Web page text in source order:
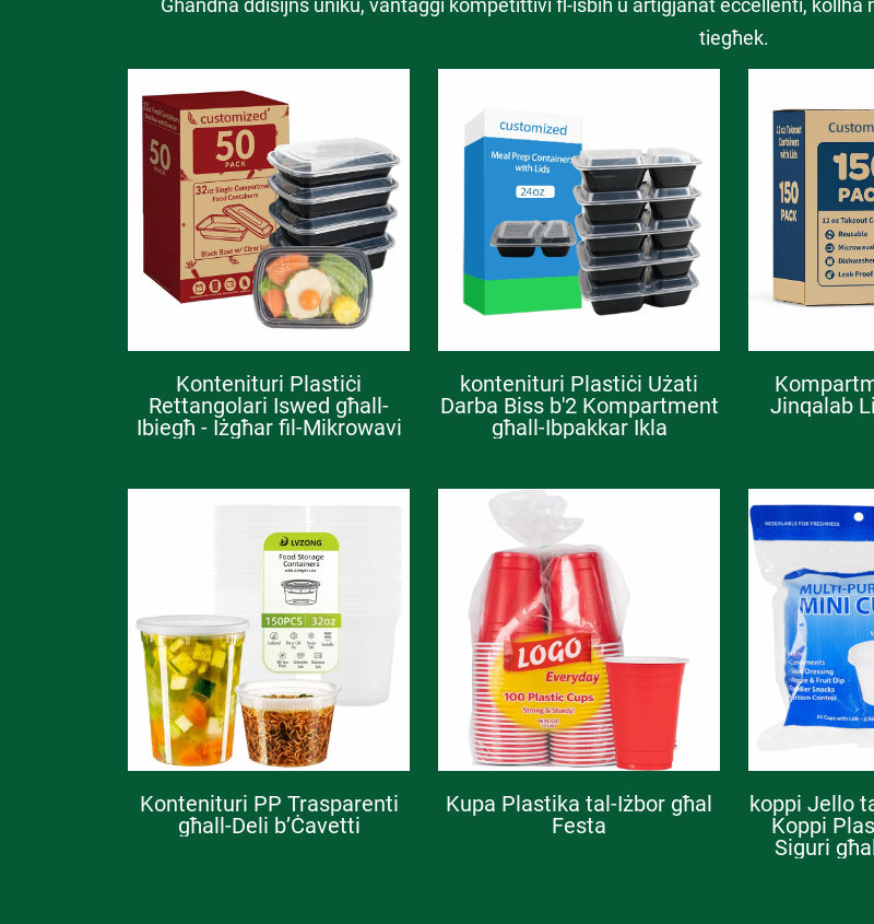
Għandna ddisijns uniku, vantaggi kompetittivi fl-isbiħ u artiġjanat eċċellenti,
tiegħek.
Kontenituri Plastiċi
Rettangolari Iswed għall-
Ibiegħ - Iżgħar fil-Mikrowavi
kontenituri Plastiċi Użati
Darba Biss b'2 Kompartment
għall-Ibpakkar Ikla
Jinqalab
Kontenituri PP Trasparenti
għall-Deli b’Ċavetti
Kupa Plastika tal-Iżbor għal
Festa
koppi Jello
Koppi
Siguri